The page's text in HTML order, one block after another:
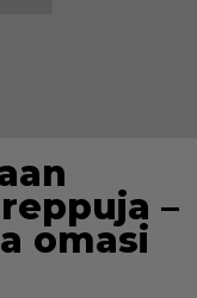
–
omasi